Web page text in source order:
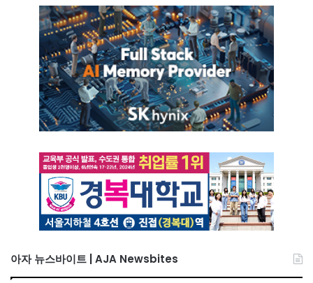
아자 뉴스바이트 | AJA Newsbites